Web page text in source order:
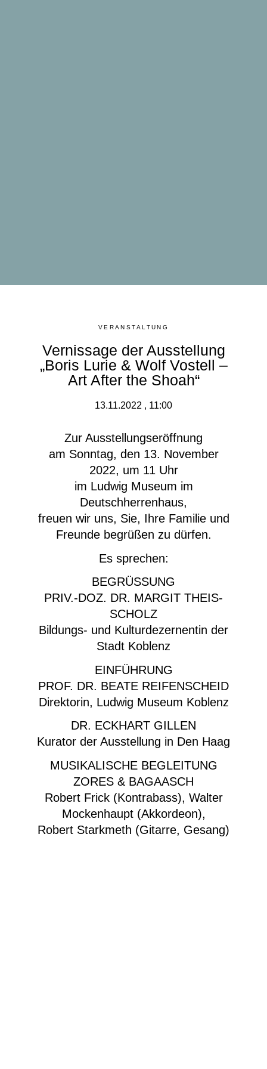
VERANSTALTUNG
Vernissage der Ausstellung
„Boris Lurie & Wolf Vostell –
Art After the Shoah“
13.11.2022 , 11:00
Zur Ausstellungseröffnung
am Sonntag, den 13. November
2022, um 11 Uhr
im Ludwig Museum im
Deutschherrenhaus,
freuen wir uns, Sie, Ihre Familie und
Freunde begrüßen zu dürfen.
Es sprechen:
BEGRÜSSUNG
PRIV.-DOZ. DR. MARGIT THEIS-
SCHOLZ
Bildungs- und Kulturdezernentin der
Stadt Koblenz
EINFÜHRUNG
PROF. DR. BEATE REIFENSCHEID
Direktorin, Ludwig Museum Koblenz
DR. ECKHART GILLEN
Kurator der Ausstellung in Den Haag
MUSIKALISCHE BEGLEITUNG
ZORES & BAGAASCH
Robert Frick (Kontrabass), Walter
Mockenhaupt (Akkordeon),
Robert Starkmeth (Gitarre, Gesang)